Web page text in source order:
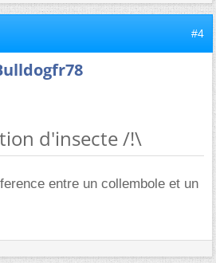
#4
d'insecte /!\
entre un collembole et un